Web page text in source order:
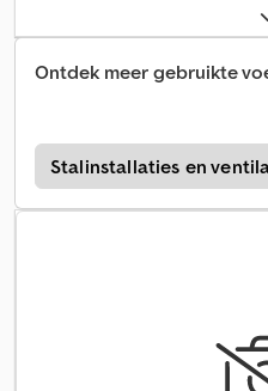
gegevensregistratie,
Ontdek meer gebruikte
Stalinstallaties en